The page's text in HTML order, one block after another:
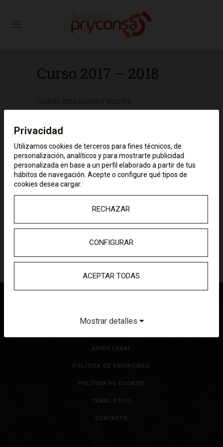
Curso 2017 – 2018
Isabel, aquí puedes escribir
fundacionpryconsa
AVISO LEGAL
POLÍTICA DE PRIVACIDAD
POLÍTICA DE COOKIES
CANAL ÉTICO
CONTACTO
Privacidad
Utilizamos cookies de terceros para fines técnicos, de
personalización, analíticos y para mostrarte publicidad
personalizada en base a un perfil elaborado a partir de tus
hábitos de navegación. Acepte o configure qué tipos de
cookies desea cargar.
RECHAZAR
CONFIGURAR
ACEPTAR TODAS
Mostrar detalles